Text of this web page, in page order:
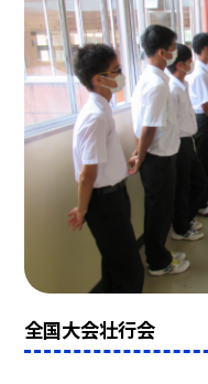
全国大会壮行会